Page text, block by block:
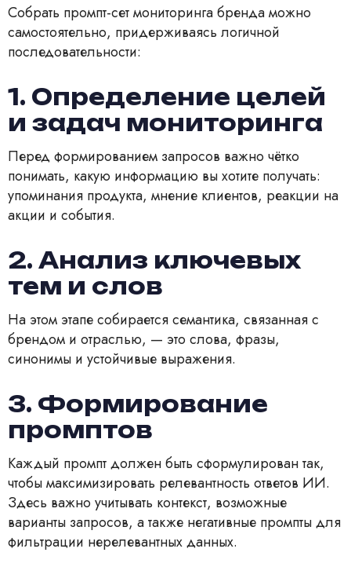
Собрать промпт-сет мониторинга бренда можно
самостоятельно, придерживаясь логичной
последовательности:
1. Определение целей
и задач мониторинга
Перед формированием запросов важно чётко
понимать, какую информацию вы хотите получать:
упоминания продукта, мнение клиентов, реакции на
акции и события.
2. Анализ ключевых
тем и слов
На этом этапе собирается семантика, связанная с
брендом и отраслью, — это слова, фразы,
синонимы и устойчивые выражения.
3. Формирование
промптов
Каждый промпт должен быть сформулирован так,
чтобы максимизировать релевантность ответов ИИ.
Здесь важно учитывать контекст, возможные
варианты запросов, а также негативные промпты для
фильтрации нерелевантных данных.